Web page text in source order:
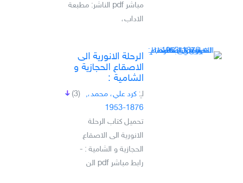
مباشر pdf الناشر: مطبعة
الاداب،
الرحلة الانورية الى
الاصقاع الحجازية و
الشامية :
(3) لـِ: كرد علي، محمد،,
1876-1953
تحميل كتاب الرحلة
الانورية الى الاصقاع
الحجازية و الشامية : -
رابط مباشر pdf الن